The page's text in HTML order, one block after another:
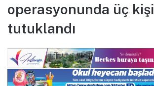
operasyonunda üç kişi
tutuklandı